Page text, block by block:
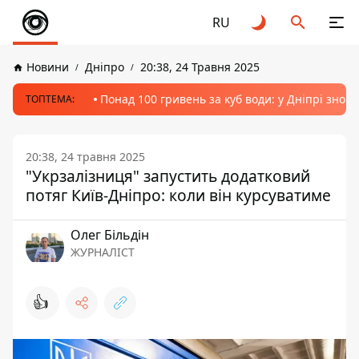
RU
Новини Дніпро 20:38, 24 Травня 2025
ТОПТЕМА: Понад 100 гривень за куб води: у Дніпрі
20:38, 24 травня 2025
"Укрзалізниця" запустить додатковий
потяг Київ-Дніпро: коли він курсуватиме
Олег Більдін
ЖУРНАЛІСТ
👍